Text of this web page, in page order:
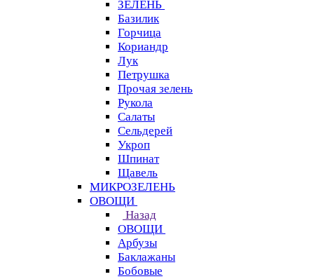
ЗЕЛЕНЬ
Базилик
Горчица
Кориандр
Лук
Петрушка
Прочая зелень
Рукола
Салаты
Сельдерей
Укроп
Шпинат
Щавель
МИКРОЗЕЛЕНЬ
ОВОЩИ
Назад
ОВОЩИ
Арбузы
Баклажаны
Бобовые